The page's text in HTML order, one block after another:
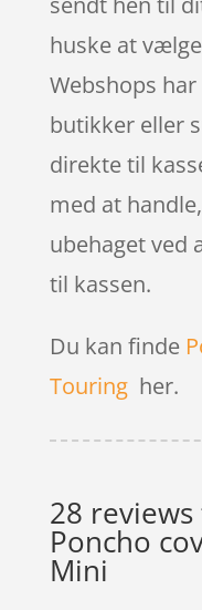
huske at
Webshops
butikker eller
direkte til
med at
ubehaget ved
til kassen.
Du kan finde
Touringher.
28
Poncho
Mini